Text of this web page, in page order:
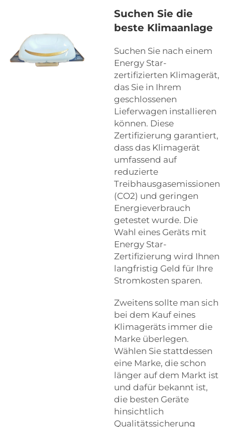
Suchen Sie die
beste Klimaanlage
Suchen Sie nach einem
Energy Star-
zertifizierten Klimagerät,
das Sie in Ihrem
geschlossenen
Lieferwagen installieren
können. Diese
Zertifizierung garantiert,
dass das Klimagerät
umfassend auf
reduzierte
Treibhausgasemissionen
(CO2) und geringen
Energieverbrauch
getestet wurde. Die
Wahl eines Geräts mit
Energy Star-
Zertifizierung wird Ihnen
langfristig Geld für Ihre
Stromkosten sparen.
Zweitens sollte man sich
bei dem Kauf eines
Klimageräts immer die
Marke überlegen.
Wählen Sie stattdessen
eine Marke, die schon
länger auf dem Markt ist
und dafür bekannt ist,
die besten Geräte
hinsichtlich
Qualitätssicherung